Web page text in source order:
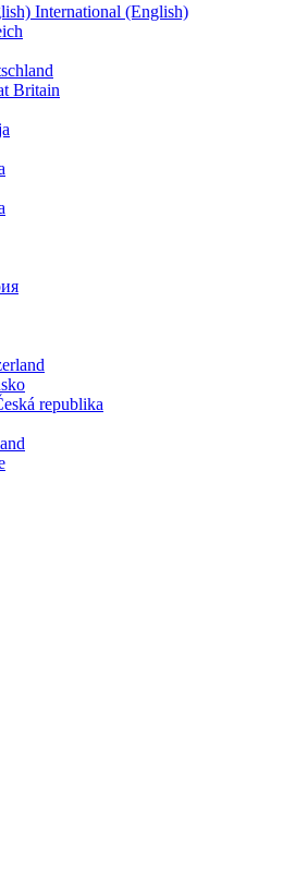
International (English)
Britain
republika